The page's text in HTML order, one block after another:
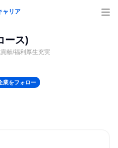
ャリア
ース)
献/福利厚生充実
業をフォロー